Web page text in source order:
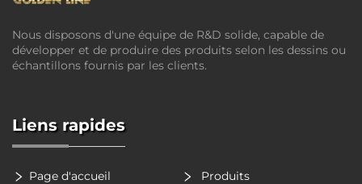
Nous disposons d'une équipe de R&D solide, capable de
développer et de produire des produits selon les dessins ou
échantillons fournis par les clients.
Liens rapides
Page d'accueil Produits